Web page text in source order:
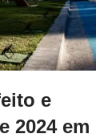
e
2024 em